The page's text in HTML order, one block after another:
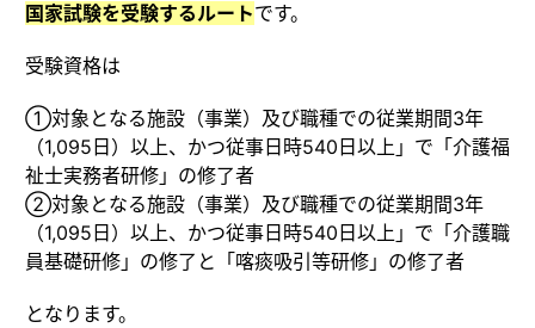
国家試験を受験するルートです。
受験資格は
①対象となる施設（事業）及び職種での従業期間3年
（1,095日）以上、かつ従事日時540日以上」で「介護福
祉士実務者研修」の修了者
②対象となる施設（事業）及び職種での従業期間3年
（1,095日）以上、かつ従事日時540日以上」で「介護職
員基礎研修」の修了と「喀痰吸引等研修」の修了者
となります。